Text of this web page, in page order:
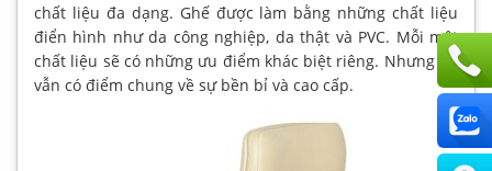
chất liệu đa dạng. Ghế được làm bằng những chất liệu
điển hình như da công nghiệp, da thật và PVC. Mỗi một
chất liệu sẽ có những ưu điểm khác biệt riêng. Nhưng nó
vẫn có điểm chung về sự bền bỉ và cao cấp.